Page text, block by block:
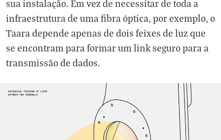
sua instalação. Em vez de necessitar de toda a
infraestrutura de uma fibra óptica, por exemplo, o
Taara depende apenas de dois feixes de luz que
se encontram para formar um link seguro para a
transmissão de dados.